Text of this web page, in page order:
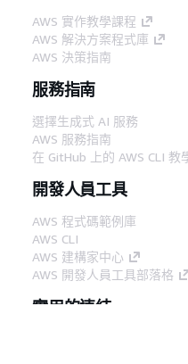
AWS 實作教學課程
AWS 解決方案程式庫
AWS 決策指南
服務指南
選擇生成式 AI 服務
AWS 服務指南
在 GitHub 上的 AWS CLI 教
開發人員工具
AWS 程式碼範例庫
AWS CLI
AWS 建構家中心
AWS 開發人員工具部落格
實用的連結